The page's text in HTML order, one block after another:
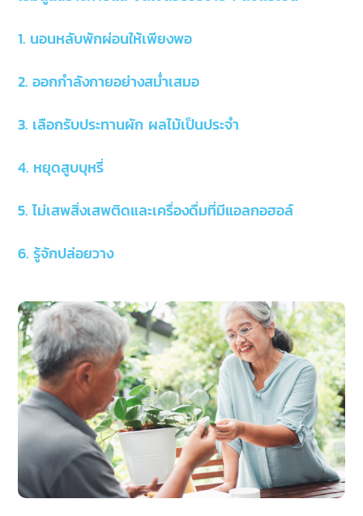
1. นอนหลับพักผ่อนให้เพียงพอ
2. ออกกำลังกายอย่างสม่ำเสมอ
3. เลือกรับประทานผัก ผลไม้เป็นประจำ
4. หยุดสูบบุหรี่
5. ไม่เสพสิ่งเสพติดและเครื่องดื่มที่มีแอลกอฮอล์
6. รู้จักปล่อยวาง